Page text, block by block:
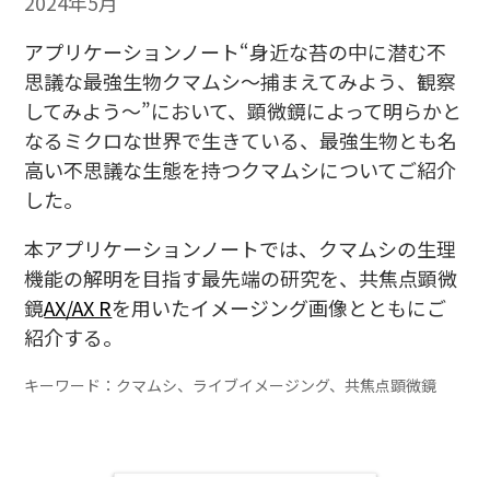
アプリケーションノート“身近な苔の中に潜む不
思議な最強生物クマムシ～捕まえてみよう、観察
してみよう～”において、顕微鏡によって明らかと
なるミクロな世界で生きている、最強生物とも名
高い不思議な生態を持つクマムシについてご紹介
した。
本アプリケーションノートでは、クマムシの生理
機能の解明を目指す最先端の研究を、共焦点顕微
鏡AX/AX Rを用いたイメージング画像とともにご
紹介する。
キーワード：クマムシ、ライブイメージング、共焦点顕微鏡